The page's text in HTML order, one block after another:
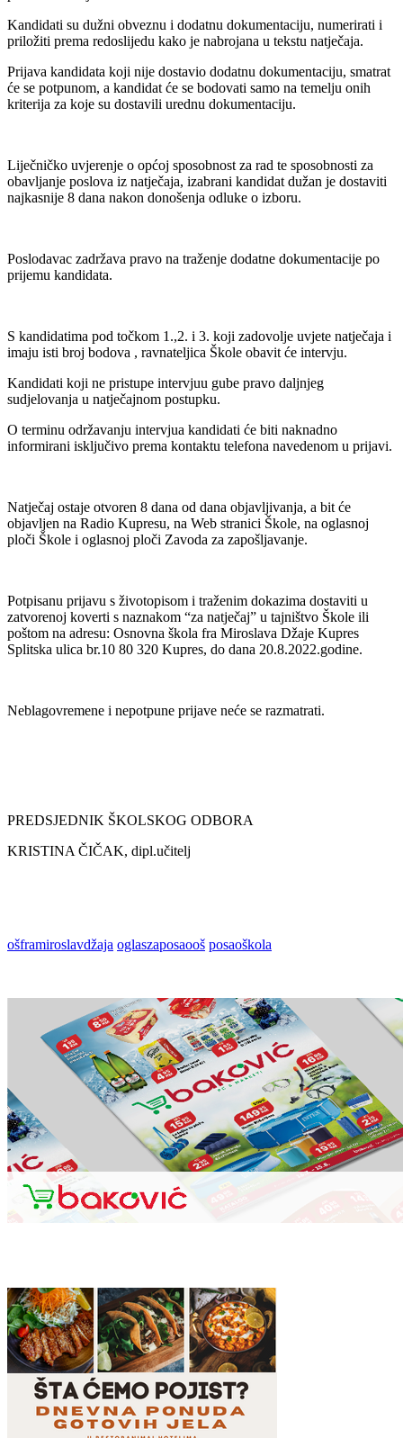
Kandidati su dužni obveznu i dodatnu dokumentaciju, numerirati i
priložiti prema redoslijedu kako je nabrojana u tekstu natječaja.
Prijava kandidata koji nije dostavio dodatnu dokumentaciju, smatrat
će se potpunom, a kandidat će se bodovati samo na temelju onih
kriterija za koje su dostavili urednu dokumentaciju.
Liječničko uvjerenje o općoj sposobnost za rad te sposobnosti za
obavljanje poslova iz natječaja, izabrani kandidat dužan je dostaviti
najkasnije 8 dana nakon donošenja odluke o izboru.
Poslodavac zadržava pravo na traženje dodatne dokumentacije po
prijemu kandidata.
S kandidatima pod točkom 1.,2. i 3. koji zadovolje uvjete natječaja i
imaju isti broj bodova , ravnateljica Škole obavit će intervju.
Kandidati koji ne pristupe intervjuu gube pravo daljnjeg
sudjelovanja u natječajnom postupku.
O terminu održavanju intervjua kandidati će biti naknadno
informirani isključivo prema kontaktu telefona navedenom u prijavi.
Natječaj ostaje otvoren 8 dana od dana objavljivanja, a bit će
objavljen na Radio Kupresu, na Web stranici Škole, na oglasnoj
ploči Škole i oglasnoj ploči Zavoda za zapošljavanje.
Potpisanu prijavu s životopisom i traženim dokazima dostaviti u
zatvorenoj koverti s naznakom “za natječaj” u tajništvo Škole ili
poštom na adresu: Osnovna škola fra Miroslava Džaje Kupres
Splitska ulica br.10 80 320 Kupres, do dana 20.8.2022.godine.
Neblagovremene i nepotpune prijave neće se razmatrati.
PREDSJEDNIK ŠKOLSKOG ODBORA
KRISTINA ČIČAK, dipl.učitelj
ošframiroslavdžaja oglaszaposaooš posaoškola